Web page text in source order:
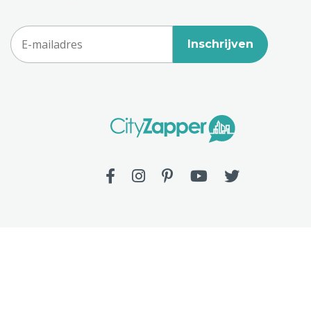
Inschrijven